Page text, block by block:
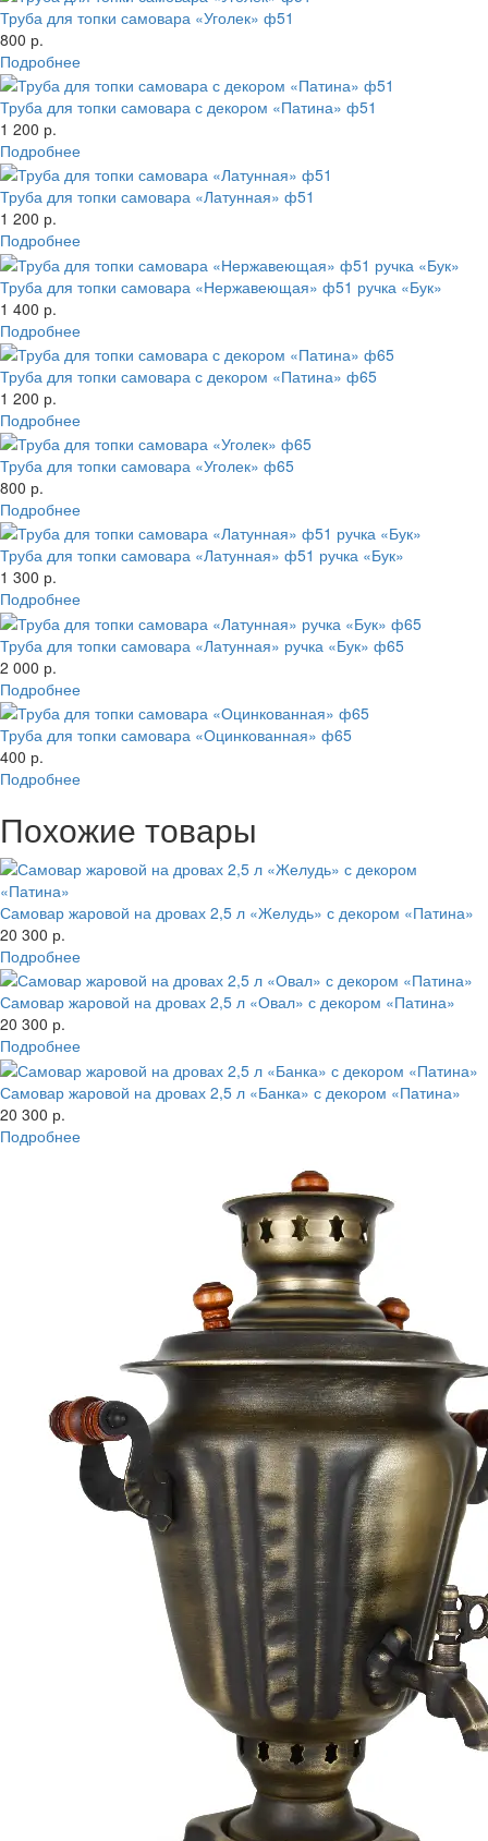
Труба для топки самовара «Уголек» ф51
800 р.
Подробнее
Труба для топки самовара с декором «Патина» ф51
1 200 р.
Подробнее
Труба для топки самовара «Латунная» ф51
1 200 р.
Подробнее
Труба для топки самовара «Нержавеющая» ф51 ручка «Бук»
1 400 р.
Подробнее
Труба для топки самовара с декором «Патина» ф65
1 200 р.
Подробнее
Труба для топки самовара «Уголек» ф65
800 р.
Подробнее
Труба для топки самовара «Латунная» ф51 ручка «Бук»
1 300 р.
Подробнее
Труба для топки самовара «Латунная» ручка «Бук» ф65
2 000 р.
Подробнее
Труба для топки самовара «Оцинкованная» ф65
400 р.
Подробнее
Похожие товары
Самовар жаровой на дровах 2,5 л «Желудь» с декором «Патина»
20 300 р.
Подробнее
Самовар жаровой на дровах 2,5 л «Овал» с декором «Патина»
20 300 р.
Подробнее
Самовар жаровой на дровах 2,5 л «Банка» с декором «Патина»
20 300 р.
Подробнее